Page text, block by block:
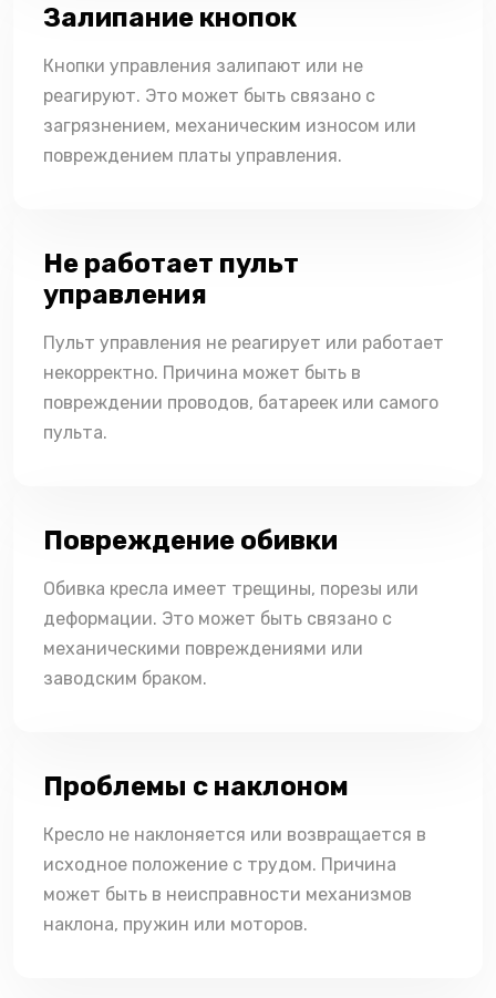
Залипание кнопок
Кнопки управления залипают или не
реагируют. Это может быть связано с
загрязнением, механическим износом или
повреждением платы управления.
Не работает пульт
управления
Пульт управления не реагирует или работает
некорректно. Причина может быть в
повреждении проводов, батареек или самого
пульта.
Повреждение обивки
Обивка кресла имеет трещины, порезы или
деформации. Это может быть связано с
механическими повреждениями или
заводским браком.
Проблемы с наклоном
Кресло не наклоняется или возвращается в
исходное положение с трудом. Причина
может быть в неисправности механизмов
наклона, пружин или моторов.